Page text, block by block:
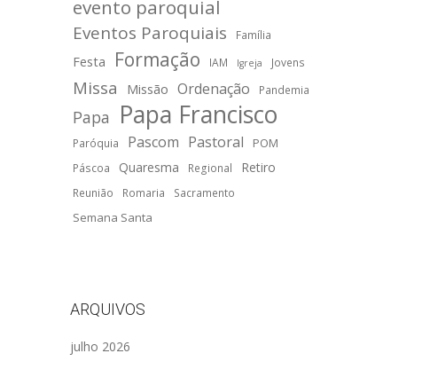
evento paroquial
Eventos Paroquiais Família
Festa Formação IAM Igreja Jovens
Missa Missão Ordenação Pandemia
Papa Papa Francisco
Paróquia Pascom Pastoral POM
Páscoa Quaresma Regional Retiro
Reunião Romaria Sacramento
Semana Santa
ARQUIVOS
julho 2026